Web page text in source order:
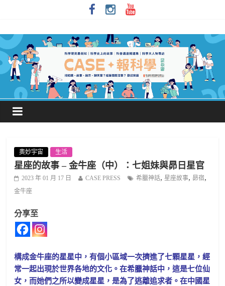
奧妙宇宙 生活
星座的故事 – 金牛座（中）：七姐妹與昴日星官
2023 年 01 月 17 日 CASE PRESS 希臘神話, 星座故事, 昴宿,
金牛座
分享至
構成金牛座的星星中，有個小區域一次擠進了七顆星星，經
常一起出現於世界各地的文化。在希臘神話中，這是七位仙
女，而她們之所以變成星星，是為了逃離追求者。在中國星